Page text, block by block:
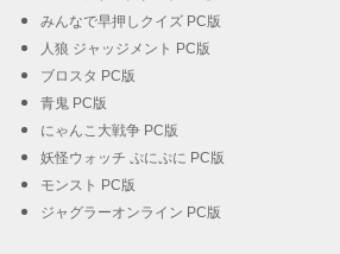
みんなで早押しクイズ PC版
人狼 ジャッジメント PC版
ブロスタ PC版
青鬼 PC版
にゃんこ大戦争 PC版
妖怪ウォッチ ぷにぷに PC版
モンスト PC版
ジャグラーオンライン PC版